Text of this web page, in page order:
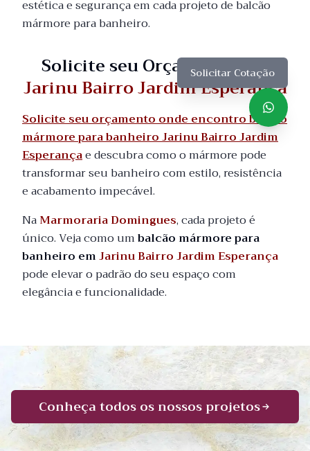
estética e segurança em cada projeto de balcão
mármore para banheiro.
Solicite seu Orçamento em
Jarinu Bairro Jardim Esperança
Solicite seu orçamento onde encontro balcão
mármore para banheiro Jarinu Bairro Jardim
Esperançae descubra como o mármore pode
transformar seu banheiro com estilo, resistência
e acabamento impecável.
NaMarmoraria Domingues, cada projeto é
único. Veja como umbalcão mármore para
banheiro emJarinu Bairro Jardim Esperança
pode elevar o padrão do seu espaço com
elegância e funcionalidade.
Solicitar Cotação
Conheça todos os nossos projetos